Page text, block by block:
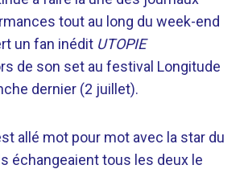
tout au long du week-end
un fan inédit UTOPIE
de son set au festival Longitude
dernier (2 juillet).
allé mot pour mot avec la star du
échangeaient tous les deux le